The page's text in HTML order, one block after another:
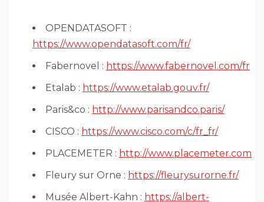
OPENDATASOFT :
https://www.opendatasoft.com/fr/
Fabernovel : https://www.fabernovel.com/fr
Etalab : https://www.etalab.gouv.fr/
Paris&co : http://www.parisandco.paris/
CISCO : https://www.cisco.com/c/fr_fr/
PLACEMETER : http://www.placemeter.com
Fleury sur Orne : https://fleurysurorne.fr/
Musée Albert-Kahn : https://albert-